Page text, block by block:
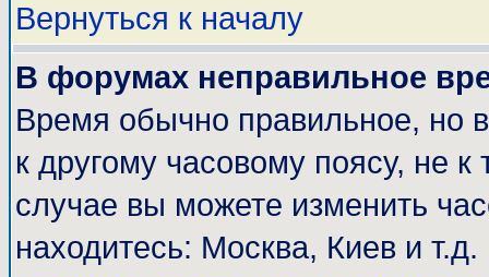
Вернуться к началу
В форумах неправильное
Время обычно правильное, но
к другому часовому поясу, не
случае вы можете изменить
находитесь: Москва, Киев и